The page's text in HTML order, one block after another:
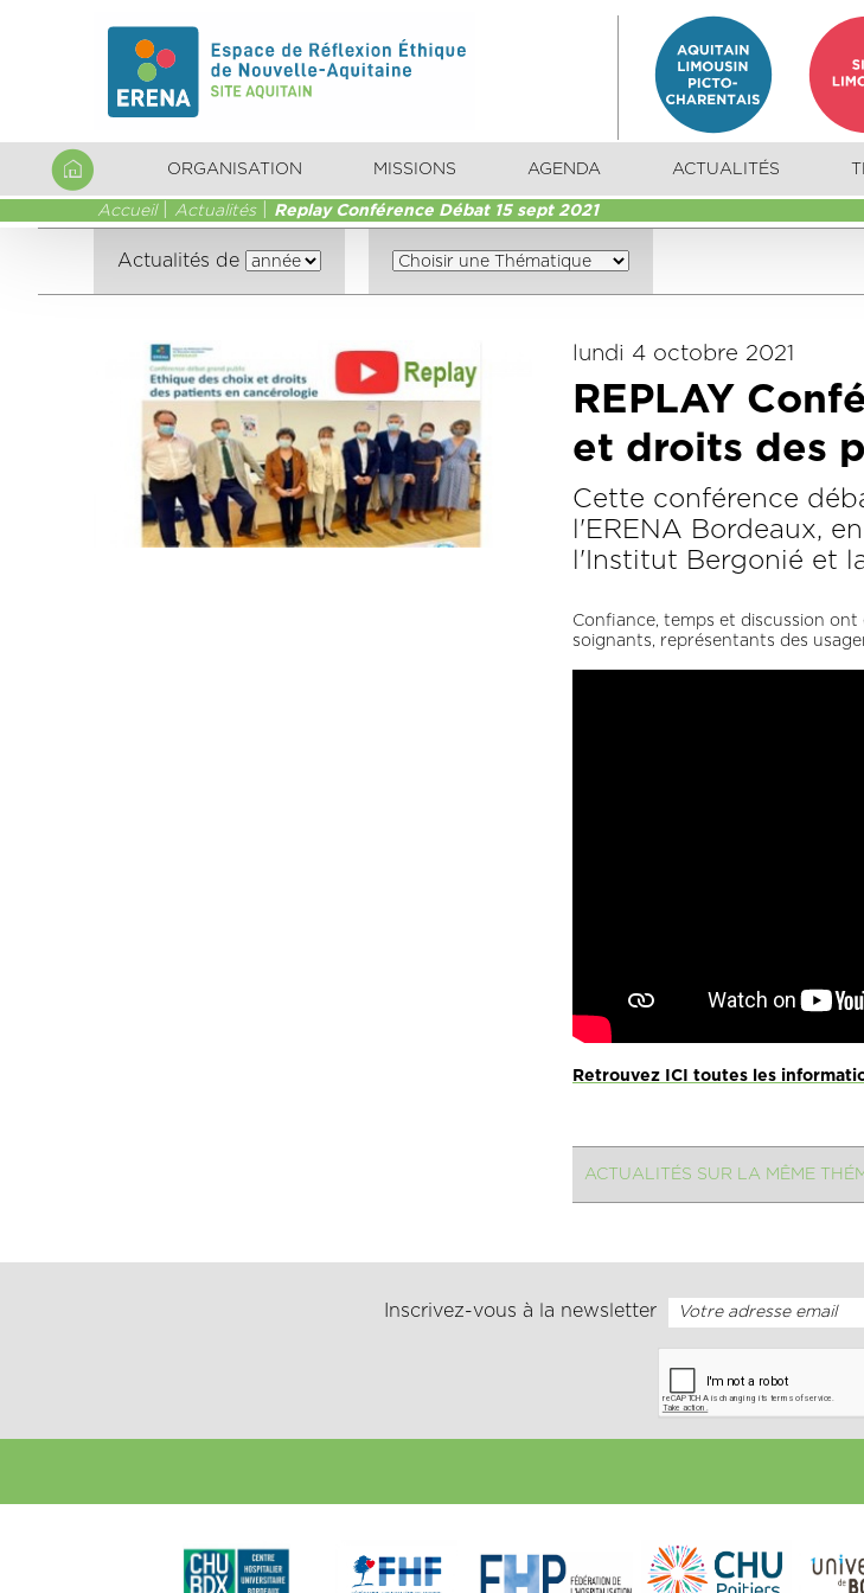
ORGANISATION MISSIONS AGENDA ACTUALITÉS
Accueil Actualités Replay Conférence Débat 15 sept 2021
Actualités de
lundi 4 octobre 2021
REPLAY
et droits des
Cette conférence
l'ERENA Bordeaux,
l'Institut Bergonié et
Confiance, temps et discussion
soignants, représentants des
Retrouvez ICI toutes les
ACTUALITÉS SUR LA MÊME
Inscrivez-vous à la newsletter